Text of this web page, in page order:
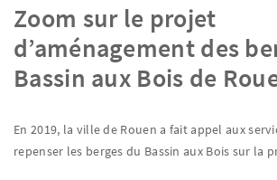
Zoom sur le projet
d’aménagement des
Bassin aux Bois de
En 2019, la ville de Rouen a fait appel aux
repenser les berges du Bassin aux Bois sur la